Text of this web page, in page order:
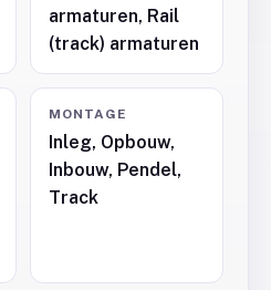
armaturen, Rail
(track) armaturen
MONTAGE
Inleg, Opbouw,
Inbouw, Pendel,
Track